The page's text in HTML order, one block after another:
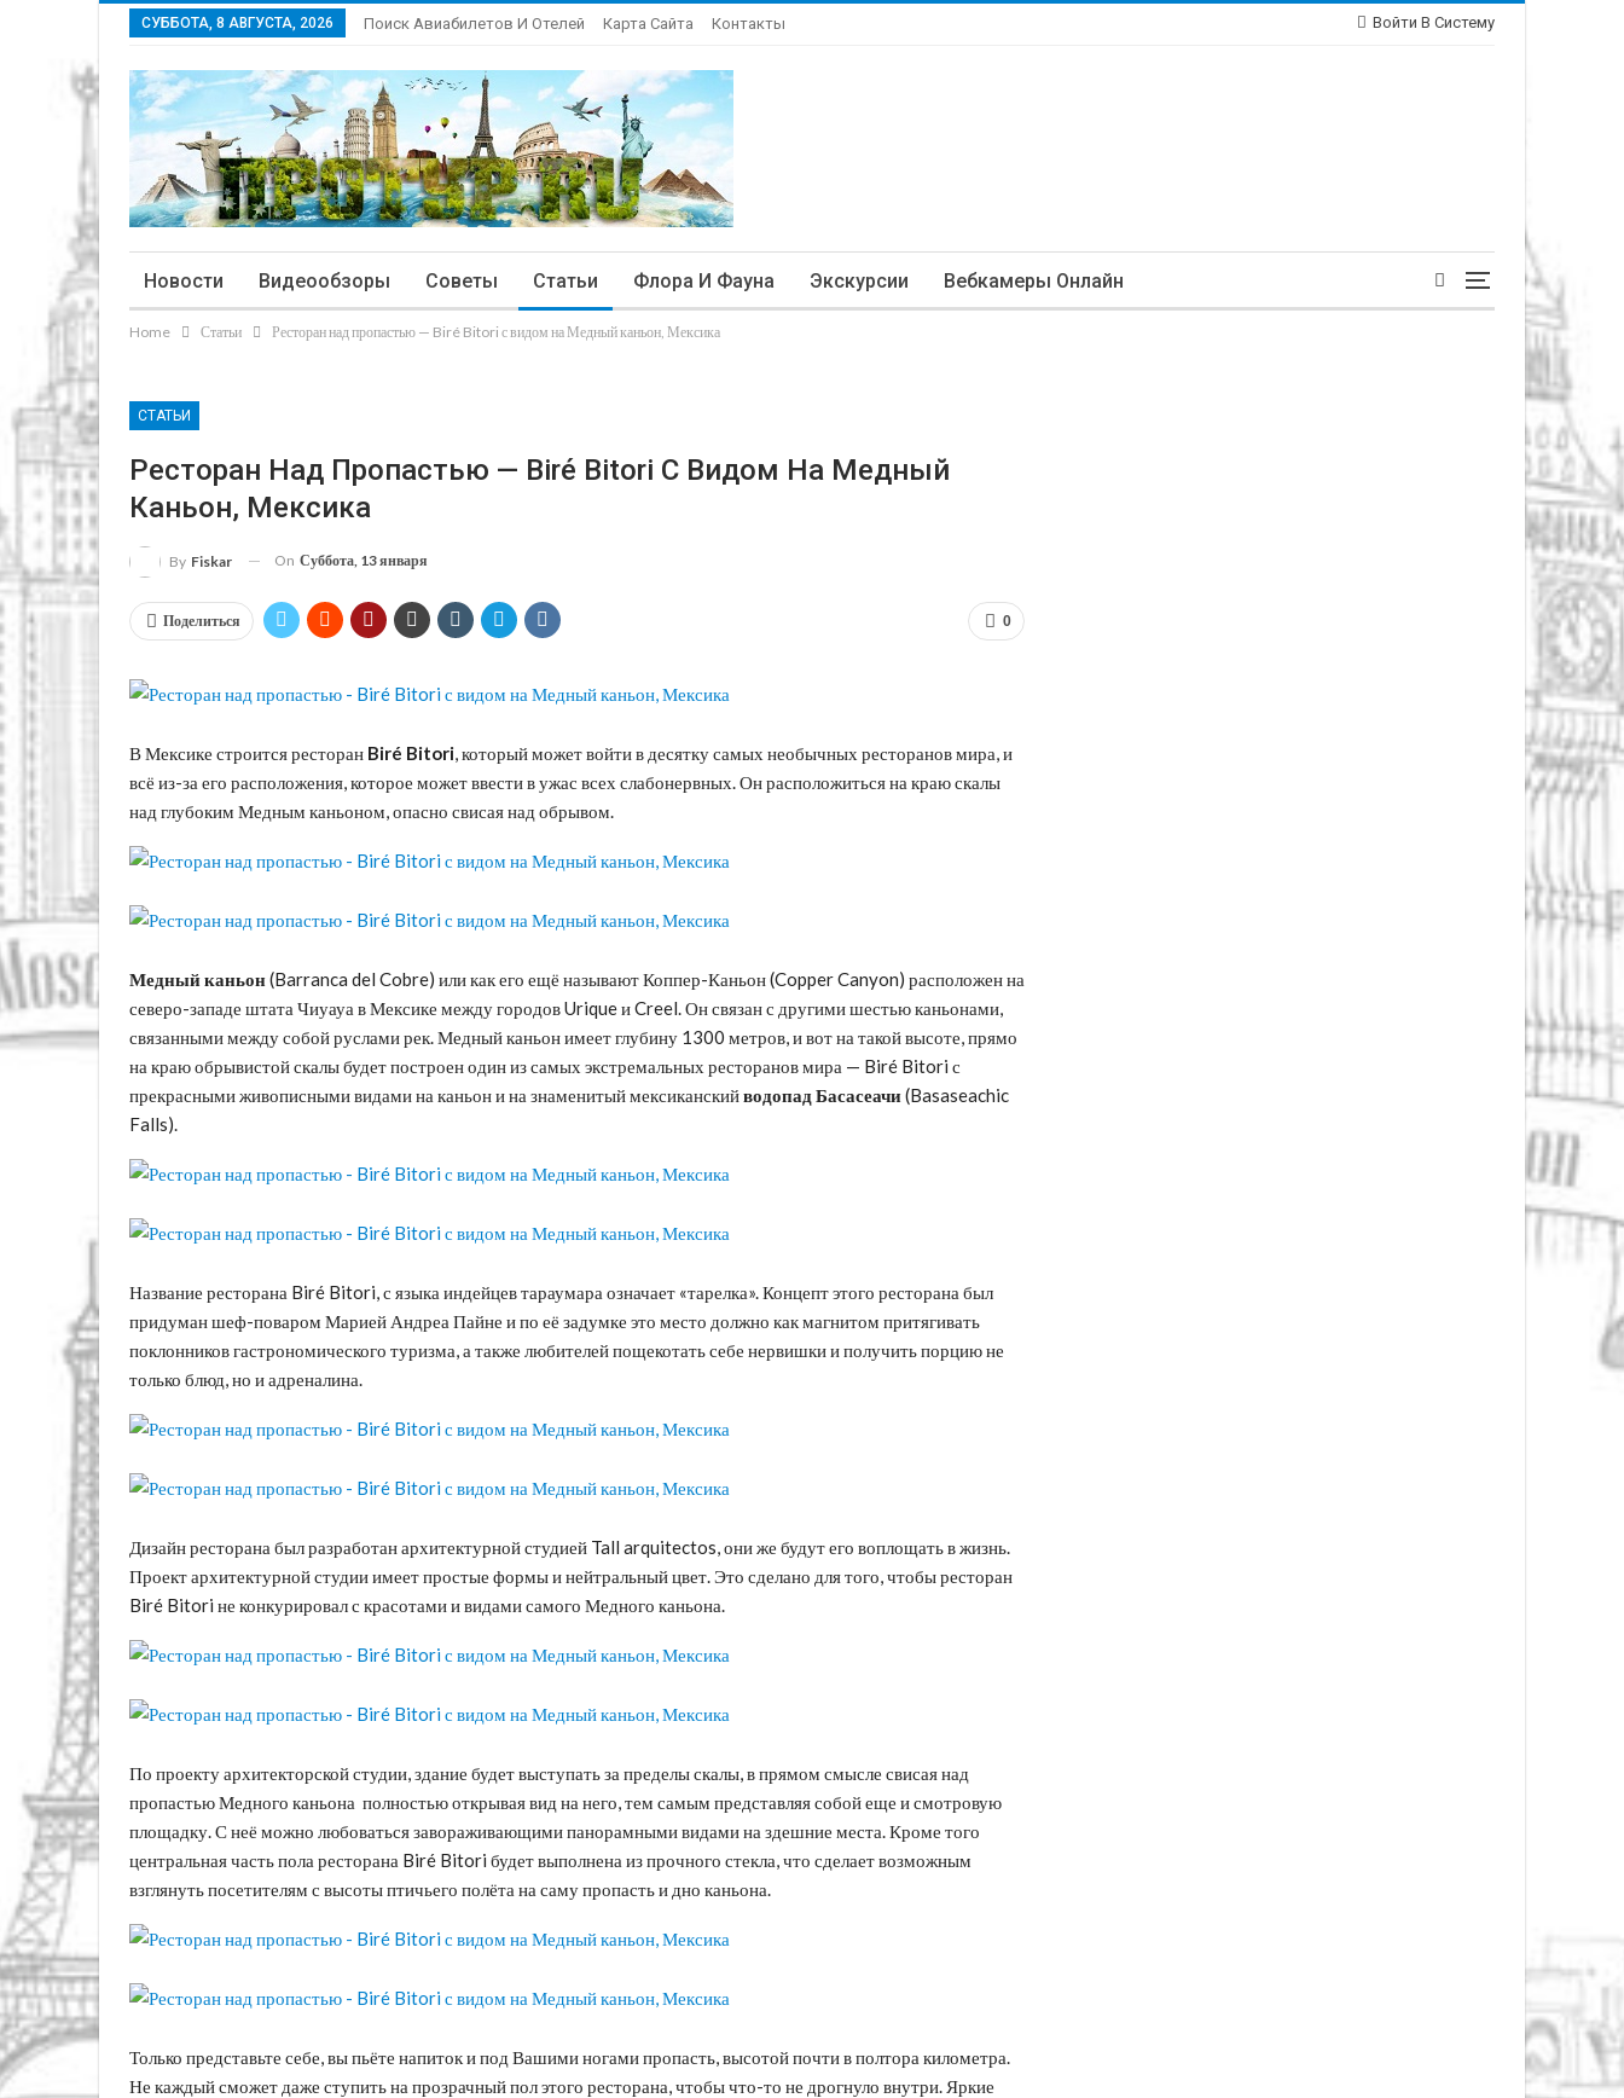
Войти В Систему
СУББОТА, 8 АВГУСТА, 2026 Поиск Авиабилетов И Отелей Карта Сайта Контакты
Новости Видеообзоры Советы Статьи Флора И Фауна Экскурсии Вебкамеры Онлайн
Home Статьи Ресторан над пропастью — Biré Bitori с видом на Медный каньон, Мексика
СТАТЬИ
Ресторан Над Пропастью — Biré Bitori С Видом На Медный
Каньон, Мексика
By Fiskar On Суббота, 13 января
0
Поделиться
В Мексике строится ресторан Biré Bitori, который может войти в десятку самых необычных ресторанов мира, и
всё из-за его расположения, которое может ввести в ужас всех слабонервных. Он расположиться на краю скалы
над глубоким Медным каньоном, опасно свисая над обрывом.
Медный каньон(Barranca del Cobre) или как его ещё называют Коппер-Каньон (Copper Canyon) расположен на
северо-западе штата Чиуауа в Мексике между городов Urique и Creel. Он связан с другими шестью каньонами,
связанными между собой руслами рек. Медный каньон имеет глубину 1300 метров, и вот на такой высоте, прямо
на краю обрывистой скалы будет построен один из самых экстремальных ресторанов мира — Biré Bitori с
прекрасными живописными видами на каньон и на знаменитый мексиканскийводопад Басасеачи(Basaseachic
Falls).
Название ресторана Biré Bitori, с языка индейцев тараумара означает «тарелка». Концепт этого ресторана был
придуман шеф-поваром Марией Андреа Пайне и по её задумке это место должно как магнитом притягивать
поклонников гастрономического туризма, а также любителей пощекотать себе нервишки и получить порцию не
только блюд, но и адреналина.
Дизайн ресторана был разработан архитектурной студией Tall arquitectos, они же будут его воплощать в жизнь.
Проект архитектурной студии имеет простые формы и нейтральный цвет. Это сделано для того, чтобы ресторан
Biré Bitori не конкурировал с красотами и видами самого Медного каньона.
По проекту архитекторской студии, здание будет выступать за пределы скалы, в прямом смысле свисая над
пропастью Медного каньона полностью открывая вид на него, тем самым представляя собой еще и смотровую
площадку. С неё можно любоваться завораживающими панорамными видами на здешние места. Кроме того
центральная часть пола ресторана Biré Bitori будет выполнена из прочного стекла, что сделает возможным
взглянуть посетителям с высоты птичьего полёта на саму пропасть и дно каньона.
Только представьте себе, вы пьёте напиток и под Вашими ногами пропасть, высотой почти в полтора километра.
Не каждый сможет даже ступить на прозрачный пол этого ресторана, чтобы что-то не дрогнуло внутри. Яркие